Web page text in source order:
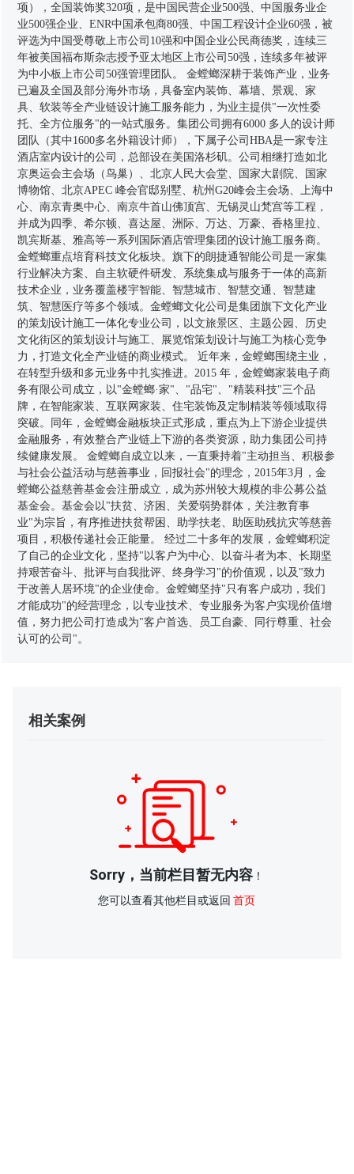
项），全国装饰奖320项，是中国民营企业500强、中国服务业企
业500强企业、ENR中国承包商80强、中国工程设计企业60强，被
评选为中国受尊敬上市公司10强和中国企业公民商德奖，连续三
年被美国福布斯杂志授予亚太地区上市公司50强，连续多年被评
为中小板上市公司50强管理团队。 金螳螂深耕于装饰产业，业务
已遍及全国及部分海外市场，具备室内装饰、幕墙、景观、家
具、软装等全产业链设计施工服务能力，为业主提供"一次性委
托、全方位服务"的一站式服务。集团公司拥有6000 多人的设计师
团队（其中1600多名外籍设计师），下属子公司HBA是一家专注
酒店室内设计的公司，总部设在美国洛杉矶。公司相继打造如北
京奥运会主会场（鸟巢）、北京人民大会堂、国家大剧院、国家
博物馆、北京APEC 峰会官邸别墅、杭州G20峰会主会场、上海中
心、南京青奥中心、南京牛首山佛顶宫、无锡灵山梵宫等工程，
并成为四季、希尔顿、喜达屋、洲际、万达、万豪、香格里拉、
凯宾斯基、雅高等一系列国际酒店管理集团的设计施工服务商。
金螳螂重点培育科技文化板块。旗下的朗捷通智能公司是一家集
行业解决方案、自主软硬件研发、系统集成与服务于一体的高新
技术企业，业务覆盖楼宇智能、智慧城市、智慧交通、智慧建
筑、智慧医疗等多个领域。金螳螂文化公司是集团旗下文化产业
的策划设计施工一体化专业公司，以文旅景区、主题公园、历史
文化街区的策划设计与施工、展览馆策划设计与施工为核心竞争
力，打造文化全产业链的商业模式。 近年来，金螳螂围绕主业，
在转型升级和多元业务中扎实推进。2015 年，金螳螂家装电子商
务有限公司成立，以"金螳螂·家"、"品宅"、"精装科技"三个品
牌，在智能家装、互联网家装、住宅装饰及定制精装等领域取得
突破。同年，金螳螂金融板块正式形成，重点为上下游企业提供
金融服务，有效整合产业链上下游的各类资源，助力集团公司持
续健康发展。 金螳螂自成立以来，一直秉持着"主动担当、积极参
与社会公益活动与慈善事业，回报社会"的理念，2015年3月，金
螳螂公益慈善基金会注册成立，成为苏州较大规模的非公募公益
基金会。基金会以"扶贫、济困、关爱弱势群体，关注教育事
业"为宗旨，有序推进扶贫帮困、助学扶老、助医助残抗灾等慈善
项目，积极传递社会正能量。 经过二十多年的发展，金螳螂积淀
了自己的企业文化，坚持"以客户为中心、以奋斗者为本、长期坚
持艰苦奋斗、批评与自我批评、终身学习"的价值观，以及"致力
于改善人居环境"的企业使命。金螳螂坚持"只有客户成功，我们
才能成功"的经营理念，以专业技术、专业服务为客户实现价值增
值，努力把公司打造成为"客户首选、员工自豪、同行尊重、社会
认可的公司"。
相关案例
Sorry，当前栏目暂无内容 ！
您可以查看其他栏目或返回首页